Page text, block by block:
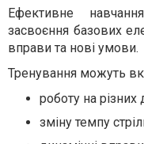
Ефективне
засвоєння базових
вправи та нові умови.
Тренування можуть
роботу на різних
зміну темпу